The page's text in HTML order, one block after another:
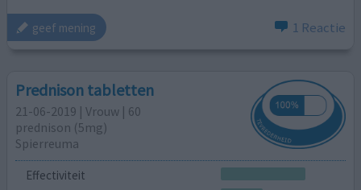
geef mening 1 Reactie
Prednison tabletten
21-06-2019 | Vrouw | 60
prednison (5mg)
Spierreuma
Effectiviteit